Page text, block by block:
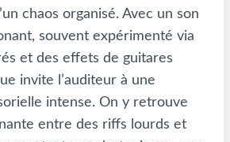
chaos organisé. Avec un son
souvent expérimenté via
et des effets de guitares
invite l’auditeur à une
intense. On y retrouve
entre des riffs lourds et